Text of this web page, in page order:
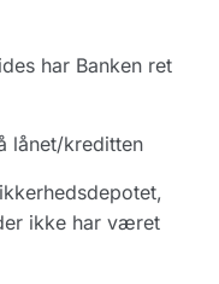
har Banken ret
lånet/kreditten
ikke har været